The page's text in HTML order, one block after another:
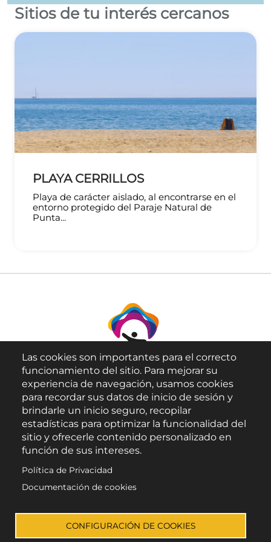
Leaflet©OpenStreetMapcontributors
Sitios de tu interés cercanos
PLAYA CERRILLOS
Playa de carácter aislado, al encontrarse en el
entorno protegido del Paraje Natural de
Punta...
Aviso Legal
Política de Privacidad
Accesibilidad
Las cookies son importantes para el correcto
funcionamiento del sitio. Para mejorar su
experiencia de navegación, usamos cookies
para recordar sus datos de inicio de sesión y
brindarle un inicio seguro, recopilar
estadísticas para optimizar la funcionalidad del
sitio y ofrecerle contenido personalizado en
función de sus intereses.
Política de Privacidad
Documentación de cookies
CONFIGURACIÓN DE COOKIES